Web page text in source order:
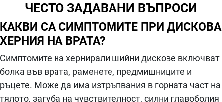
ЧЕСТО ЗАДАВАНИ ВЪПРОСИ
КАКВИ СА СИМПТОМИТЕ ПРИ ДИСКОВА
ХЕРНИЯ НА ВРАТА?
Симптомите на хернирали шийни дискове включват
болка във врата, раменете, предмишниците и
ръцете. Може да има изтръпвания в горната част на
тялото, загуба на чувствителност, силни главоболия